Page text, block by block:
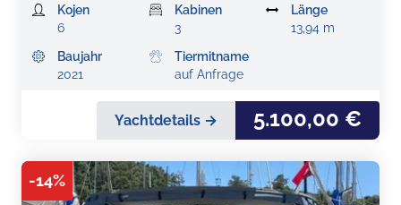
Kojen
6
Kabinen
3
Länge
13,94 m
Baujahr
2021
Tiermitname
auf Anfrage
Yachtdetails → 5.100,00 €
-14%